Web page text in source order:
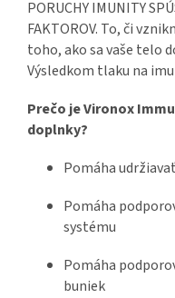
PORUCHY IMUNITY
FAKTOROV. To, či
toho, ako sa vaše telo
Výsledkom tlaku na
Prečo je Vironox
doplnky?
Pomáha
Pomáha
systému
Pomáha
buniek